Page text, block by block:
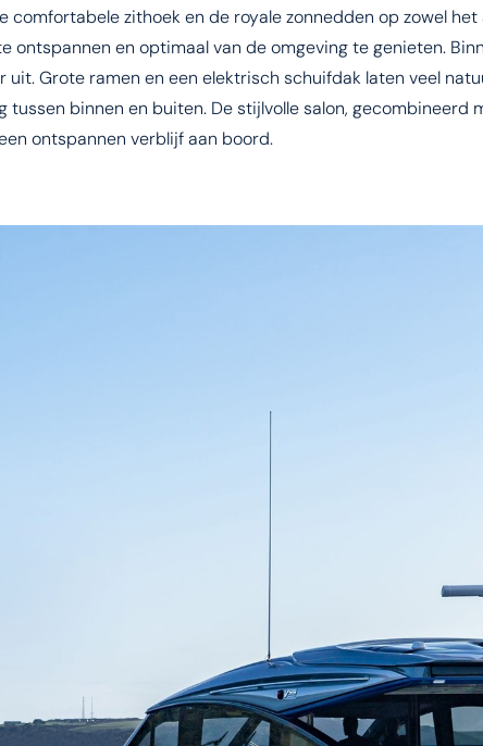
comfortabele zithoek en de royale zonnedden op zowel
ontspannen en optimaal van de omgeving te genieten.
uit. Grote ramen en een elektrisch schuifdak laten veel
tussen binnen en buiten. De stijlvolle salon, gecombineerd
ontspannen verblijf aan boord.